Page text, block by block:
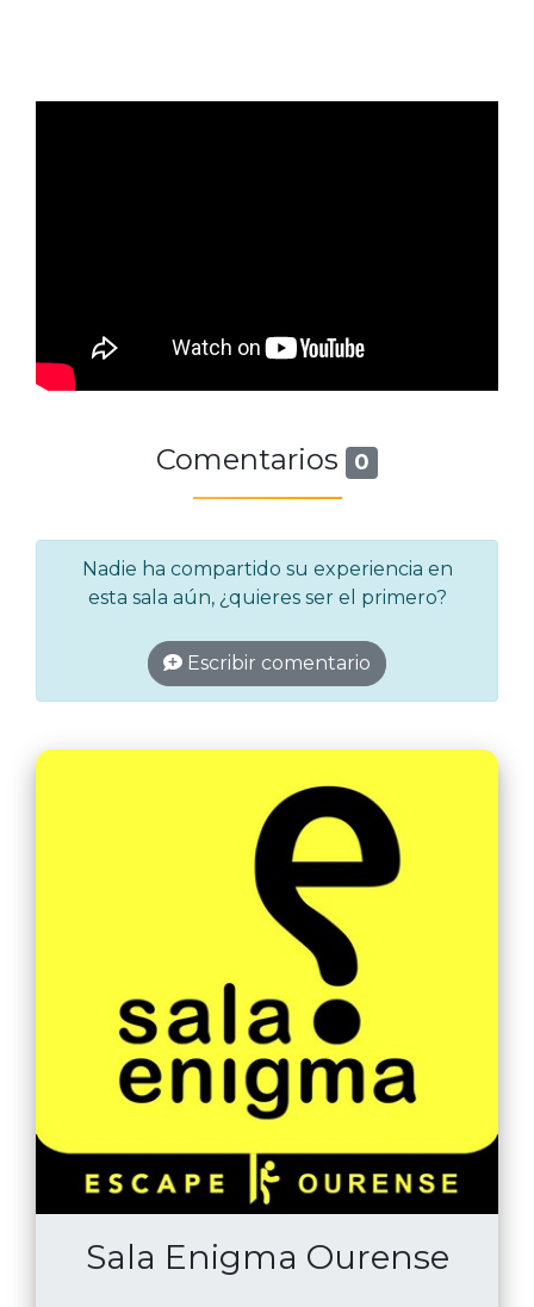
Comentarios 0
Nadie ha compartido su experiencia en
esta sala aún, ¿quieres ser el primero?
Escribir comentario
Sala Enigma Ourense